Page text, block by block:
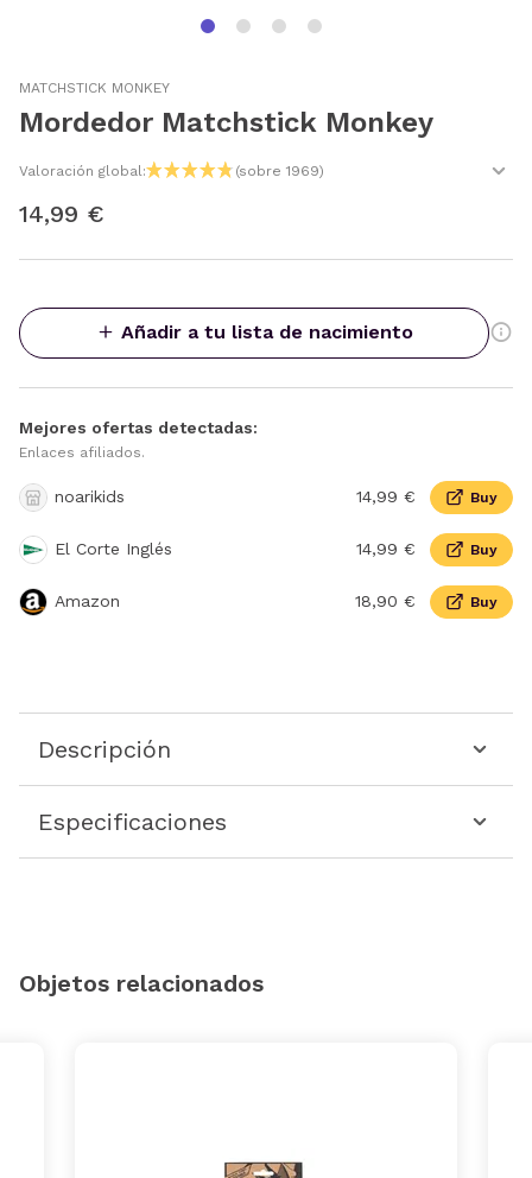
MATCHSTICK MONKEY
Mordedor Matchstick Monkey
Valoración global: (sobre 1969)
14,99 €
Añadir a tu lista de nacimiento
Mejores ofertas detectadas:
Enlaces afiliados.
noarikids 14,99 € Buy
El Corte Inglés 14,99 € Buy
Amazon 18,90 € Buy
Descripción
Especificaciones
Objetos relacionados